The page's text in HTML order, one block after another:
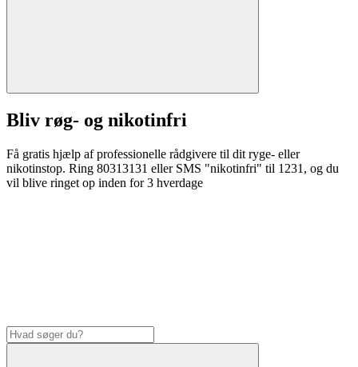
Bliv røg- og nikotinfri
Få gratis hjælp af professionelle rådgivere til dit ryge- eller
nikotinstop. Ring 80313131 eller SMS "nikotinfri" til 1231, og du
vil blive ringet op inden for 3 hverdage